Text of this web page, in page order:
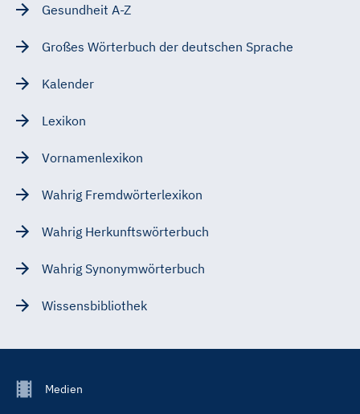
Gesundheit A-Z
Großes Wörterbuch der deutschen Sprache
Kalender
Lexikon
Vornamenlexikon
Wahrig Fremdwörterlexikon
Wahrig Herkunftswörterbuch
Wahrig Synonymwörterbuch
Wissensbibliothek
FooterMedien